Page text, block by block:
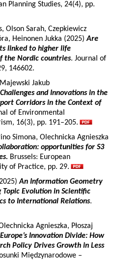
Planning Studies, 24(4), pp.
Olson Sarah, Czepkiewicz
Heinonen Jukka (2025)Are
linked to higher life
the Nordic countries. Journal of
146602.
Jakub
and Innovations in the
Corridors in the Context of
of Environmental
16(3), pp. 191–205.
Simona, Olechnicka Agnieszka
opportunities for S3
Brussels: European
of Practice, pp. 29.
An Information Geometry
Evolution in Scientific
to International Relations.
Agnieszka, Płoszaj
Innovation Divide: How
Policy Drives Growth in Less
Międzynarodowe –